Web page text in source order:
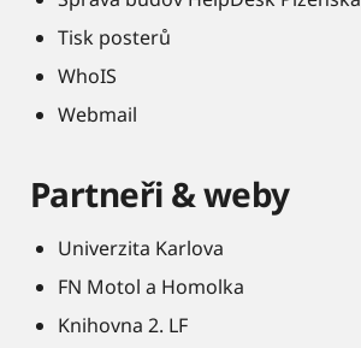
Tisk posterů
WhoIS
Webmail
Partneři & weby
Univerzita Karlova
FN Motol a Homolka
Knihovna 2. LF